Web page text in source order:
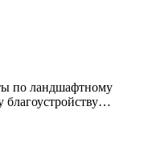
по ландшафтному